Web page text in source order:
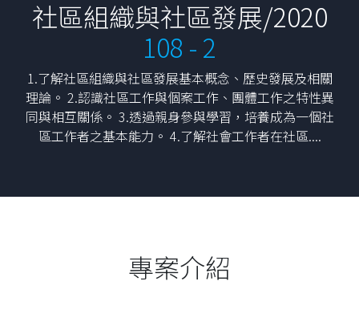
社區組織與社區發展/2020
108 - 2
1.了解社區組織與社區發展基本概念、歷史發展及相關
理論。 2.認識社區工作與個案工作、團體工作之特性異
同與相互關係。 3.透過親身參與學習，培養成為一個社
區工作者之基本能力。 4.了解社會工作者在社區....
專案介紹